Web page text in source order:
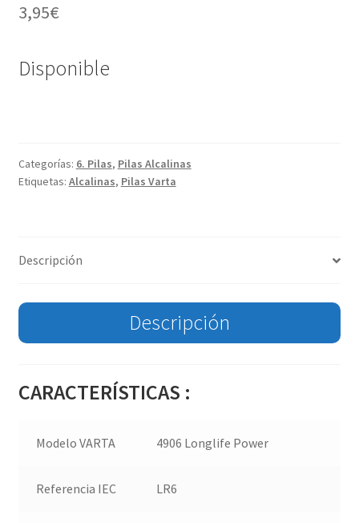
3,95€
Disponible
Categorías: 6. Pilas, Pilas Alcalinas
Etiquetas: Alcalinas, Pilas Varta
Descripción
Descripción
CARACTERÍSTICAS :
Modelo VARTA 4906 Longlife Power
Referencia IEC LR6